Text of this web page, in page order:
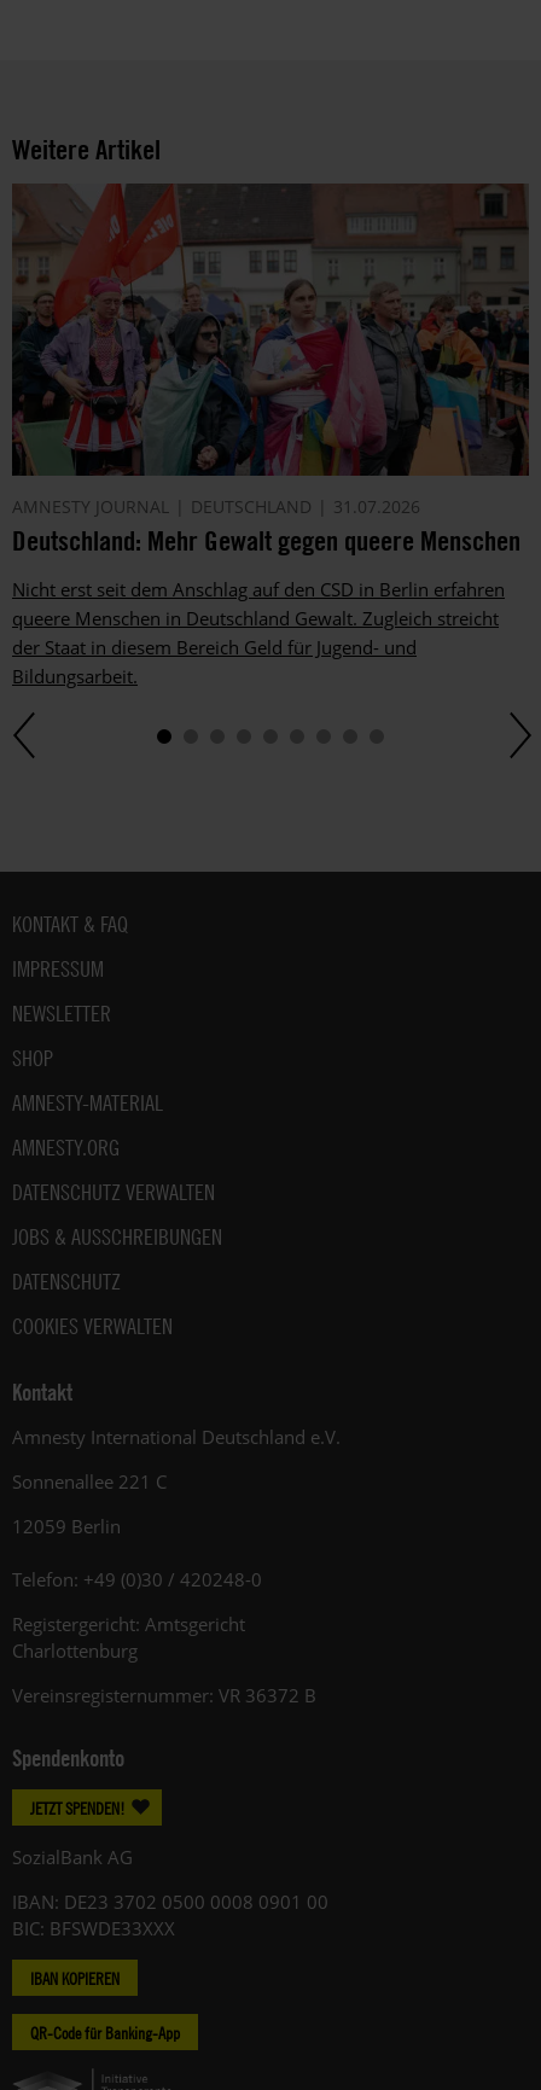
Weitere Artikel
AMNESTY JOURNAL DEUTSCHLAND 31.07.2026
Deutschland: Mehr Gewalt gegen queere Menschen
Nicht erst seit dem Anschlag auf den CSD in Berlin erfahren
queere Menschen in Deutschland Gewalt. Zugleich streicht
der Staat in diesem Bereich Geld für Jugend- und
Bildungsarbeit.
Fußbereich
KONTAKT & FAQ
IMPRESSUM
NEWSLETTER
SHOP
AMNESTY-MATERIAL
AMNESTY.ORG
DATENSCHUTZ VERWALTEN
JOBS & AUSSCHREIBUNGEN
DATENSCHUTZ
COOKIES VERWALTEN
Kontakt
Amnesty International Deutschland e.V.
Sonnenallee 221 C
12059 Berlin
Telefon: +49 (0)30 / 420248-0
Registergericht: Amtsgericht
Charlottenburg
Vereinsregisternummer: VR 36372 B
Spendenkonto
JETZT SPENDEN!
SozialBank AG
IBAN: DE23 3702 0500 0008 0901 00
BIC: BFSWDE33XXX
IBAN KOPIEREN
QR-Code für Banking-App